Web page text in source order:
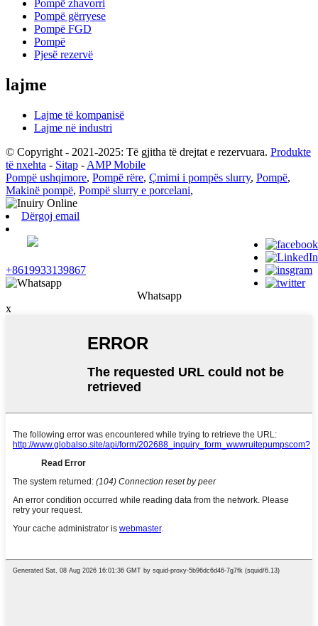
Pompë zhavorri
Pompë gërryese
Pompë FGD
Pompë
Pjesë rezervë
lajme
Lajme të kompanisë
Lajme në industri
© Copyright - 2021-2025: Të gjitha të drejtat e rezervuara. Produkte
të nxehta - Sitap - AMP Mobile
Pompë ushqimore, Pompë rëre, Çmimi i pompës slurry, Pompë,
Makinë pompë, Pompë slurry e porcelani,
Dërgoj email
+8619933139867
Whatsapp
x